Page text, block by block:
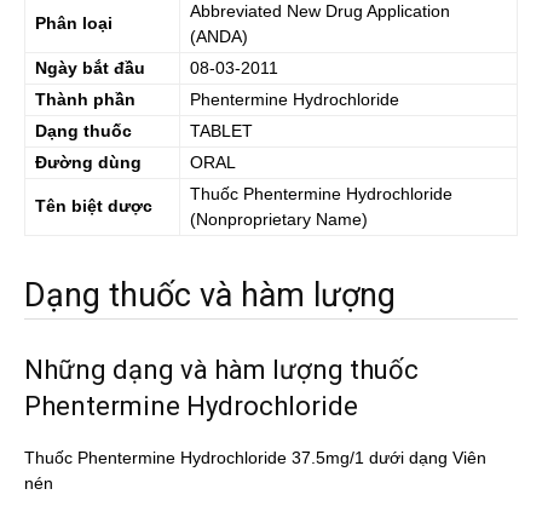
Phân loại
Abbreviated New Drug Application
(ANDA)
Ngày bắt đầu
08-03-2011
Thành phần
Phentermine Hydrochloride
Dạng thuốc
TABLET
Đường dùng
ORAL
Tên biệt dược
Thuốc Phentermine Hydrochloride
(Nonproprietary Name)
Dạng thuốc và hàm lượng
Những dạng và hàm lượng thuốc
Phentermine Hydrochloride
Thuốc Phentermine Hydrochloride 37.5mg/1 dưới dạng Viên
nén